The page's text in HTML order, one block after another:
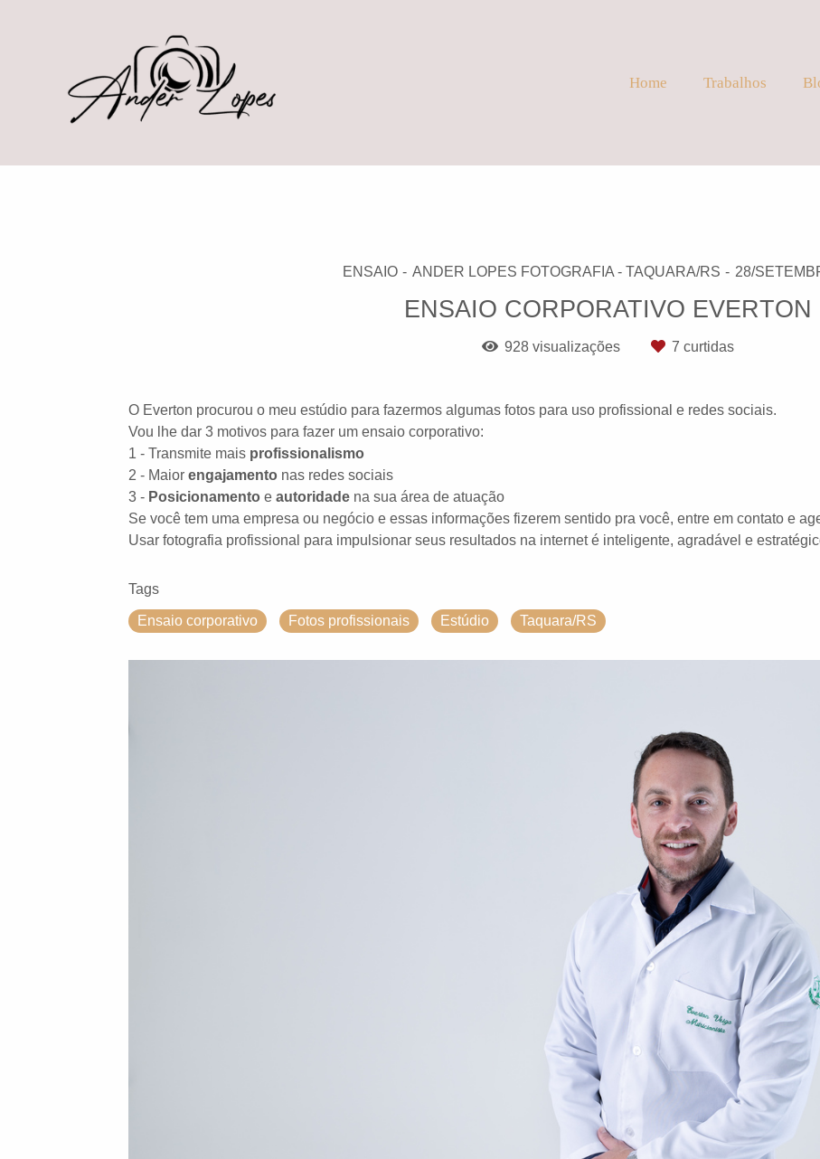
Home Trabalhos
ENSAIO ANDER LOPES FOTOGRAFIA - TAQUARA/RS 28/
ENSAIO CORPORATIVO EVERTON
928visualizações 7 curtidas
O Everton procurou o meu estúdio para fazermos algumas fotos para uso profissional e redes sociais.
Vou lhe dar 3 motivos para fazer um ensaio corporativo:
1 - Transmite mais profissionalismo
2 - Maior engajamento nas redes sociais
3 - Posicionamento e autoridade na sua área de atuação
Se você tem uma empresa ou negócio e essas informações fizerem sentido pra você, entre em contato e
Usar fotografia profissional para impulsionar seus resultados na internet é inteligente, agradável e
Tags
Ensaio corporativo Fotos profissionais Estúdio Taquara/RS